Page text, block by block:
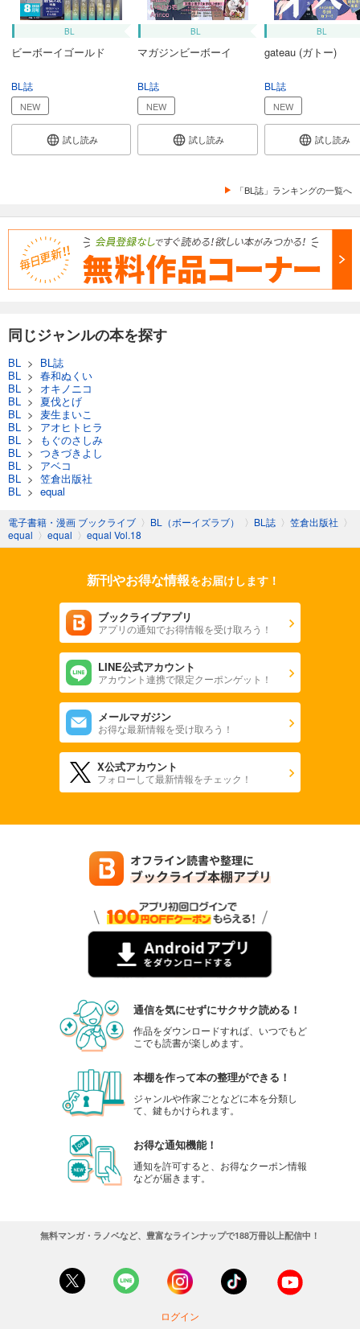
試し読み
試し読み
あらすじを表示する
440円 (税込)
equal vol.97β
660円 (税込)
equal vol.97α
あらすじを表示する
equal vol.96β
550円 (税込)
あらすじを表示する
equal vol.96α
660 円 (税込)
あらすじを表示する
equal vol.95
あらすじを表示する
equal vol.94β
440円 (税込)
あらすじを表示する
equal vol.94α
440
BL
ビーボーイゴールド
BL誌
NEW
試し読み
BL
マガジンビーボーイ
BL誌
NEW
試し読み
BL
gateau (ガトー)
BL誌
NEW
試し読み
「BL誌」ランキングの一覧へ
同じジャンルの本を探す
BL > BL誌
BL > 春和ぬくい
BL > オキノニコ
BL > 夏伐とげ
BL > 麦生まいこ
BL > アオヒトヒラ
BL >
もぐのさしみ
BL > つきづきよし
BL > アベコ
BL > 笠倉出版社
BL > equal
電子書籍・漫画 ブックライブ 〉 BL（ボーイズラブ） 〉 BL誌 〉 笠倉出版社 〉
equal 〉 equal 〉 equal Vol.18
新刊やお得な情報をお届けします！
ブックライブアプリ
アプリの通知でお得情報を受け取ろう！
LINE公式アカウント
アカウント連携で限定クーポンゲット！
メールマガジン
お得な最新情報を受け取ろう！
X公式アカウント
フォローして最新情報をチェック！
通信を気にせずにサクサク読める！
作品をダウンロードすれば、いつでもど
こでも読書が楽しめます。
本棚を作って本の整理ができる！
ジャンルや作家ごとなどに本を分類し
て、鍵もかけられます。
お得な通知機能！
通知を許可すると、お得なクーポン情報
などが届きます。
無料マンガ・ラノベなど、豊富なラインナップで188万冊以上配信中！
ログイン